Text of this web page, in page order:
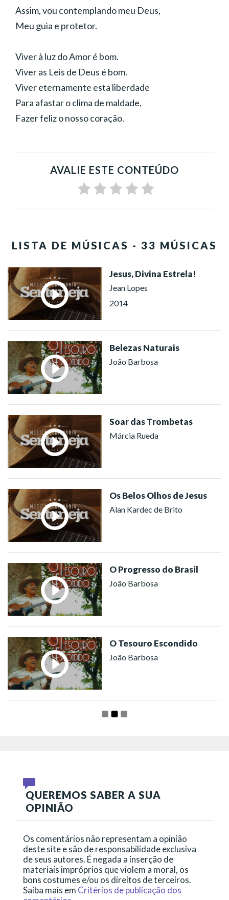
Assim, vou contemplando meu Deus,
Meu guia e protetor.
Viver à luz do Amor é bom.
Viver as Leis de Deus é bom.
Viver eternamente esta liberdade
Para afastar o clima de maldade,
Fazer feliz o nosso coração.
AVALIE ESTE CONTEÚDO
LISTA DE MÚSICAS - 33 MÚSICAS
Jesus, Divina Estrela!
Jean Lopes
2014
Belezas Naturais
João Barbosa
Soar das Trombetas
Márcia Rueda
Os Belos Olhos de Jesus
Alan Kardec de Brito
O Progresso do Brasil
João Barbosa
O Tesouro Escondido
João Barbosa
QUEREMOS SABER A SUA
OPINIÃO
Os comentários não representam a opinião
deste site e são de responsabilidade exclusiva
de seus autores. É negada a inserção de
materiais impróprios que violem a moral, os
bons costumes e/ou os direitos de terceiros.
Saiba mais em Critérios de publicação dos